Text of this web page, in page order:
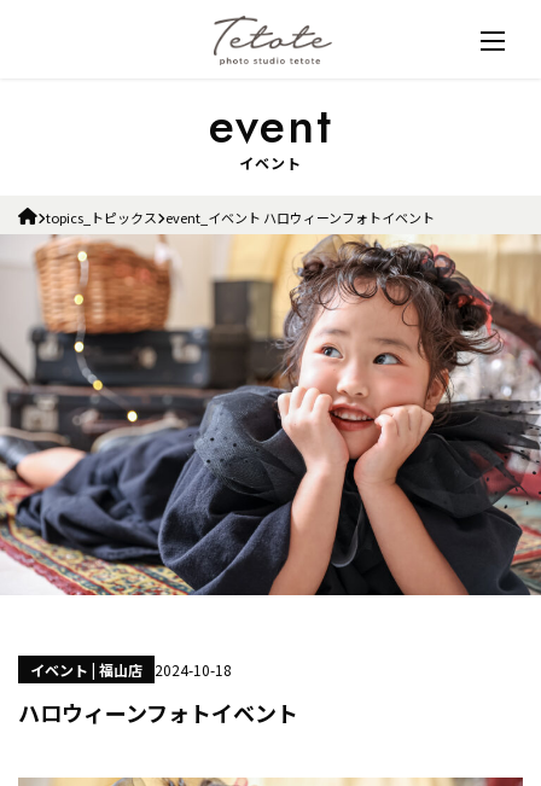
イベント
topics_トピックス event_イベント ハロウィーンフォトイベント
イベント | 福山店 2024-10-18
ハロウィーンフォトイベント